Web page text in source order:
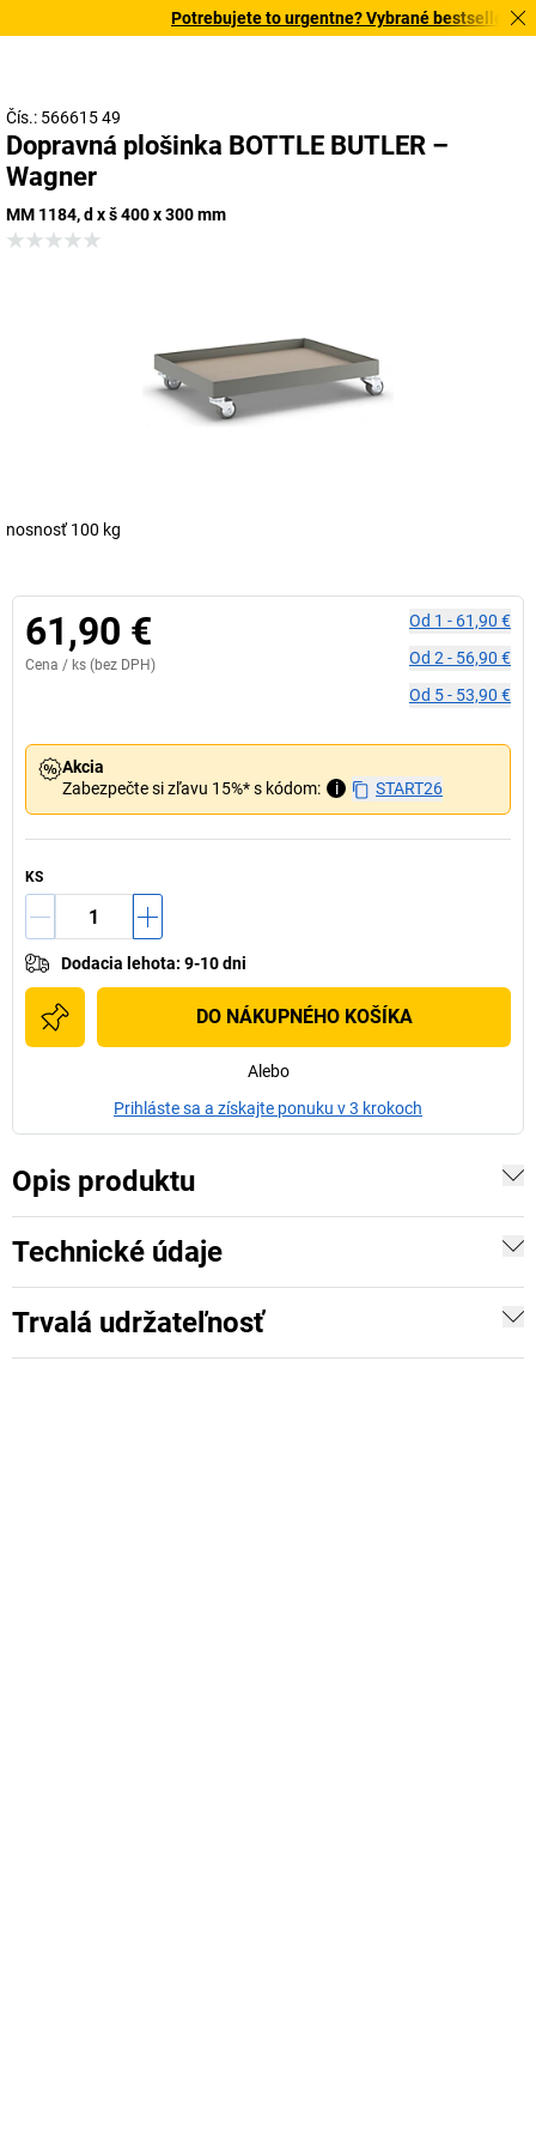
Potrebujete to urgentne? Vybrané bestsellery
Čís.: 566615 49
Dopravná plošinka BOTTLE BUTLER –
Wagner
MM 1184, d x š 400 x 300 mm
nosnosť 100 kg
61,90 €
Cena / ks (bez DPH)
Od 1 - 61,90 €
Od 2 - 56,90 €
Od 5- 53,90 €
Akcia
Zabezpečte si zľavu 15%* s kódom:
i START26
KS
Dodacia lehota: 9-10 dni
DO NÁKUPNÉHO KOŠÍKA
Alebo
Prihláste sa a získajte ponuku v 3 krokoch
Opis produktu
Technické údaje
Trvalá udržateľnosť